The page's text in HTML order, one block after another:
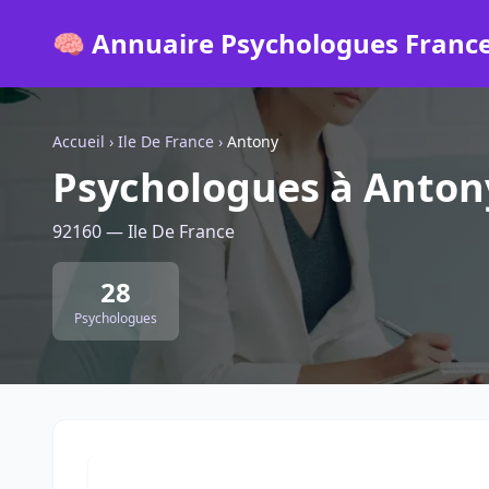
🧠 Annuaire Psychologues
Accueil › Ile De France › Antony
Psychologues à
92160 — Ile De France
28
Psychologues